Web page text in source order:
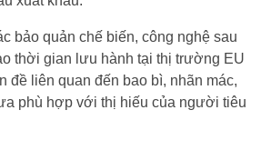
bảo quản chế biến, công nghệ sau
thời gian lưu hành tại thị trường EU
đề liên quan đến bao bì, nhãn mác,
phù hợp với thị hiếu của người tiêu